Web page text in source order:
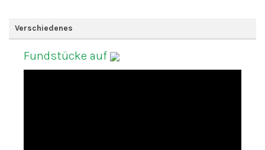
Verschiedenes
Fundstücke auf